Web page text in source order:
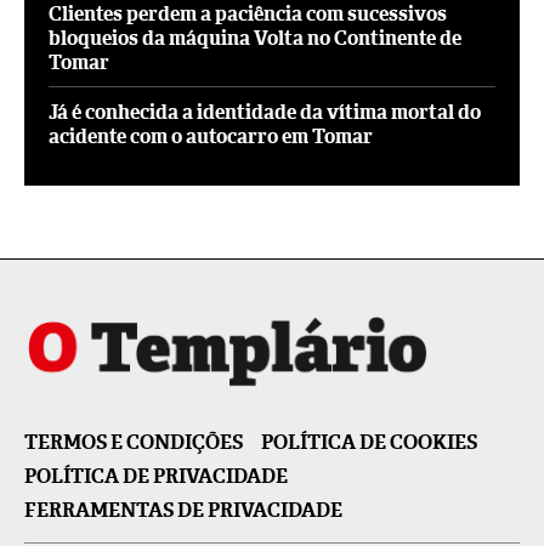
Clientes perdem a paciência com sucessivos
bloqueios da máquina Volta no Continente de
Tomar
Já é conhecida a identidade da vítima mortal do
acidente com o autocarro em Tomar
TERMOS E CONDIÇÕES
POLÍTICA DE COOKIES
POLÍTICA DE PRIVACIDADE
FERRAMENTAS DE PRIVACIDADE